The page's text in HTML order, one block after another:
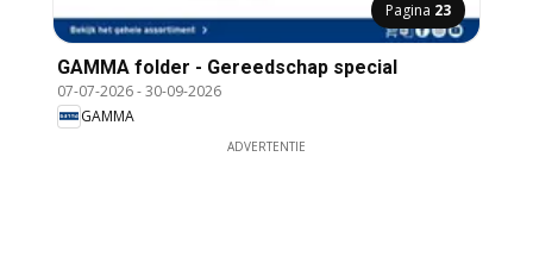
Pagina 23
GAMMA folder - Gereedschap special
07-07-2026-30-09-2026
GAMMA
ADVERTENTIE